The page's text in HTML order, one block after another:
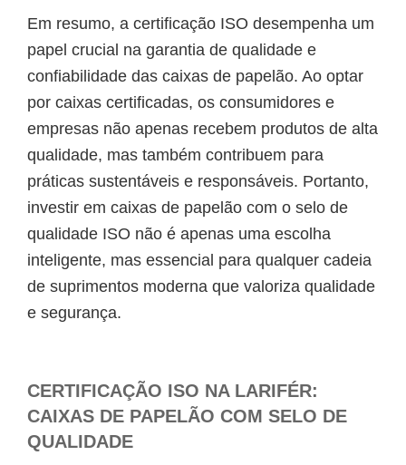
Em resumo, a certificação ISO desempenha um
papel crucial na garantia de qualidade e
confiabilidade das caixas de papelão. Ao optar
por caixas certificadas, os consumidores e
empresas não apenas recebem produtos de alta
qualidade, mas também contribuem para
práticas sustentáveis e responsáveis. Portanto,
investir em caixas de papelão com o selo de
qualidade ISO não é apenas uma escolha
inteligente, mas essencial para qualquer cadeia
de suprimentos moderna que valoriza qualidade
e segurança.
CERTIFICAÇÃO ISO NA LARIFÉR:
CAIXAS DE PAPELÃO COM SELO DE
QUALIDADE